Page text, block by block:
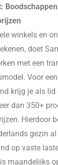
winkels en
doet
met een
Voor
krijg je als lid
dan 350+
Hierdoor
gezin
op vaste
maandelijks